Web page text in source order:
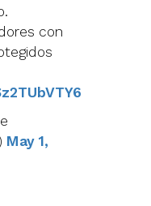
con
May 1,